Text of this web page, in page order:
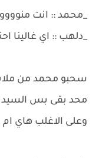
_محمد :: انت
_دلهب :: اي غالينا
سحبو محمد من
محد بقى بس السيد
وعلى الاغلب هاي